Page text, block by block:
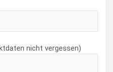
nicht vergessen)